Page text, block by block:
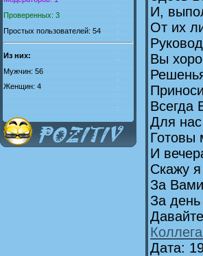
Проверенных: 3
Простых пользователей: 54
Из них:
Мужчин: 56
Женщин: 4
И,
От их
Вы
Всегда
Для
Готовы
И
Скажу
За
За
Дата: